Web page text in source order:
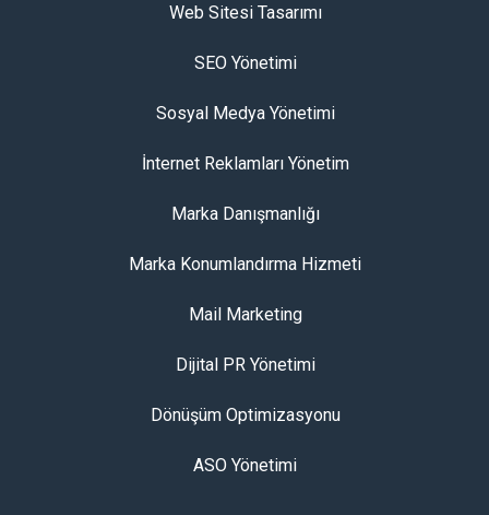
Web Sitesi Tasarımı
SEO Yönetimi
Sosyal Medya Yönetimi
İnternet Reklamları Yönetim
Marka Danışmanlığı
Marka Konumlandırma Hizmeti
Mail Marketing
Dijital PR Yönetimi
Dönüşüm Optimizasyonu
ASO Yönetimi